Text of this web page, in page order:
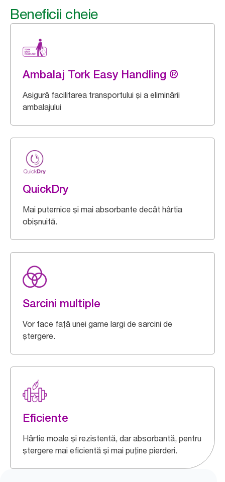
Beneficii cheie
Ambalaj Tork Easy Handling ®
Asigură facilitarea transportului și a eliminării
ambalajului
QuickDry
Mai puternice și mai absorbante decât hârtia
obișnuită.
Sarcini multiple
Vor face față unei game largi de sarcini de
ștergere.
Eficiente
Hârtie moale și rezistentă, dar absorbantă, pentru
ștergere mai eficientă și mai puține pierderi.